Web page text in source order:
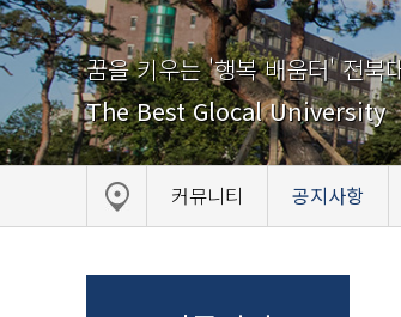
꿈을 키우는 '행복 배움터' 전북
The Best Glocal University
커뮤니티 공지사항